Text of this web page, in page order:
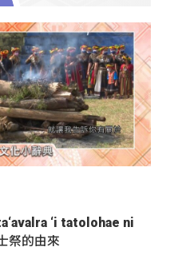
‘i tatolohae ni
祭的由來